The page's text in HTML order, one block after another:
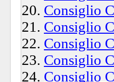
Consiglio
Consiglio
Consiglio
Consiglio
Consiglio